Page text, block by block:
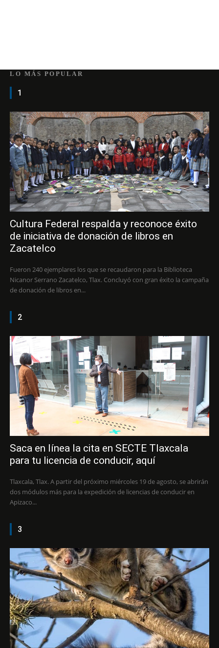
LO MÁS POPULAR
1
Cultura Federal respalda y reconoce éxito
de iniciativa de donación de libros en
Zacatelco
Fueron 240 ejemplares los que se recaudaron para la Biblioteca
Nicanor Serrano Zacatelco, Tlax. Concluyó con gran éxito la campaña
de donación de libros en...
2
Saca en línea la cita en SECTE Tlaxcala
para tu licencia de conducir, aquí
Tlaxcala, Tlax. A partir del próximo miércoles 19 de agosto, se abrirán
dos módulos más para la expedición de licencias de conducir en
Apizaco...
3